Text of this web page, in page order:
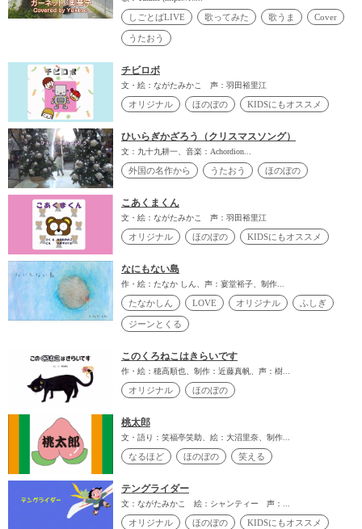
しごとばLIVE 歌ってみた 歌うま Cover
うたおう
チビロボ
文・絵：ながたみかこ 声：羽田裕里江
オリジナル ほのぼの KIDSにもオススメ
ひいらぎかざろう（クリスマスソング）
文：九十九耕一、音楽：Achordion...
外国の名作から うたおう ほのぼの
こあくまくん
文・絵：ながたみかこ 声：羽田裕里江
オリジナル ほのぼの KIDSにもオススメ
なにもない島
作・絵：たなか しん、声：宴堂裕子、制作...
たなかしん LOVE オリジナル ふしぎ
ジーンとくる
このくろねこはきらいです
作・絵：穂高順也、制作：近藤真帆、声：樹...
オリジナル ほのぼの
桃太郎
文・語り：笑福亭笑助、絵：大沼里奈、制作...
なるほど ほのぼの 笑える
テングライダー
文：ながたみかこ 絵：シャンティー 声：...
オリジナル ほのぼの KIDSにもオススメ